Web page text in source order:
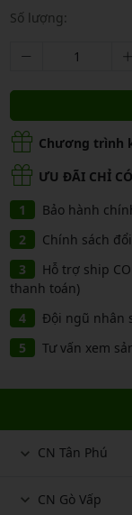
Số lượng:
Chương trình
ƯU ĐÃI CHỈ
Bảo hành
Chính sách
Hỗ trợ ship
thanh toán)
Đội ngũ nhân
Tư vấn xem
CN Tân Phú
CN Gò Vấp